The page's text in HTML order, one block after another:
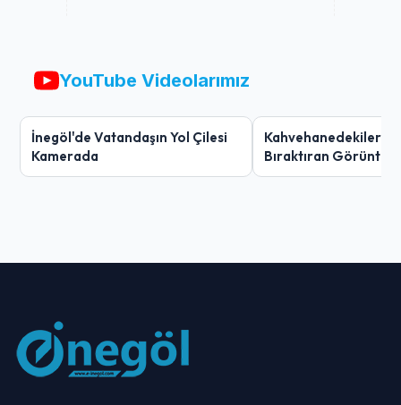
YouTube Videolarımız
İnegöl'de Vatandaşın Yol Çilesi
Kamerada
Kahvehanedekiler
Bıraktıran Görüntü!